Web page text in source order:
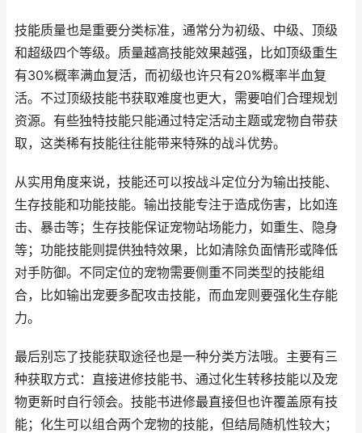
技能质量也是重要分类标准，通常分为初级、中级、顶级
和超级四个等级。质量越高技能效果越强，比如顶级重生
有30%概率满血复活，而初级也许只有20%概率半血复
活。不过顶级技能书获取难度也更大，需要咱们合理规划
资源。有些独特技能只能通过特定活动主题或宠物自带获
取，这类稀有技能往往能带来特殊的战斗优势。
从实用角度来说，技能还可以按战斗定位分为输出技能、
生存技能和功能技能。输出技能专注于造成伤害，比如连
击、暴击等；生存技能保证宠物站场能力，如重生、隐身
等；功能技能则提供独特效果，比如清除负面情形或降低
对手防御。不同定位的宠物需要侧重不同类型的技能组
合，比如输出宠要多配攻击技能，而血宠则要强化生存能
力。
最后别忘了技能获取途径也是一种分类方法哦。主要有三
种获取方式：直接进修技能书、通过化生转移技能以及宠
物更新时自行领会。技能书进修最直接但也许覆盖原有技
能；化生可以组合两个宠物的技能，但结局随机性较大；